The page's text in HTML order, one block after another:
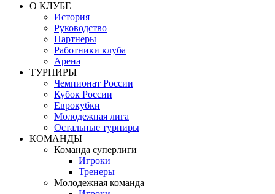
О КЛУБЕ
История
Руководство
Партнеры
Работники клуба
Арена
ТУРНИРЫ
Чемпионат России
Кубок России
Еврокубки
Молодежная лига
Остальные турниры
КОМАНДЫ
Команда суперлиги
Игроки
Тренеры
Молодежная команда